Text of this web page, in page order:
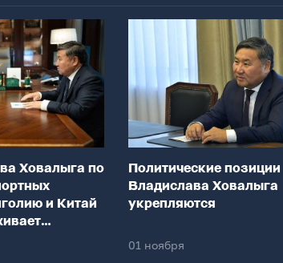
Ховалыга по
и Китай
Политические позиции
Владислава Ховалыга
укрепляются
01 ноября